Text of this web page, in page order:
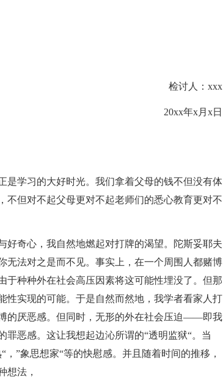
检讨人：xxx
20xx年x月x日
是学习的大好时光。我们拿着父母的钱不但没有体
不但对不起父母更对不起老师们的悉心教育更对不
好奇心，我自然地燃起对打牌的渴望。陀斯妥耶夫
无法对之是而不见。事实上，在一个周围人都赌博
于种种外在社会高压因素将这可能性埋没了。但那
性实现的可能。于是自然而然地，我学者看家人打
的厌恶感。但同时，无形的外在社会压迫——即我
恶感。这让我想起边沁所谓的“透明监狱“。当
”象思想家“等的快慰感。并且随着时间的推移，
想法，